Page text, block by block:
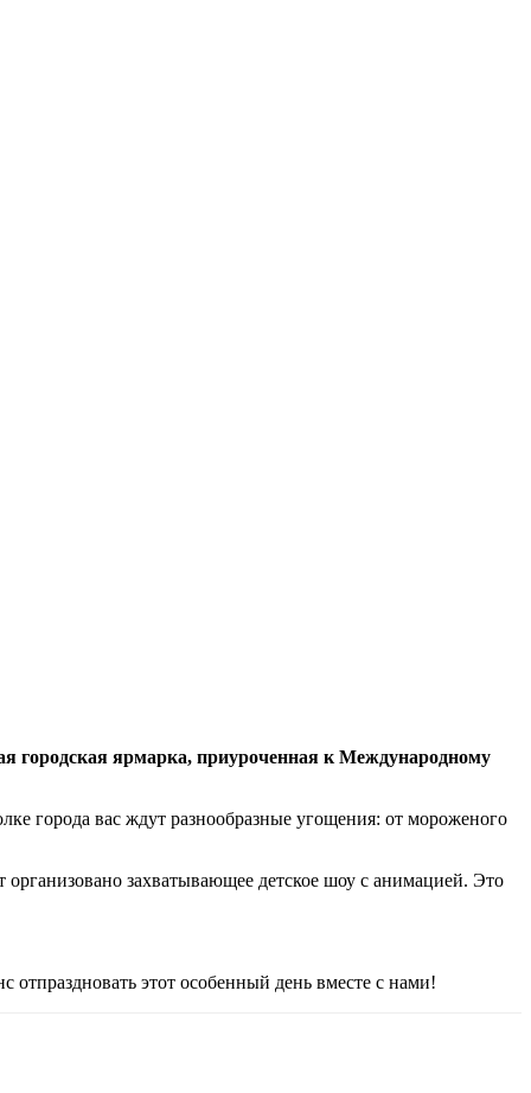
городская ярмарка, приуроченная к Международному
города вас ждут разнообразные угощения: от мороженого
захватывающее детское шоу с анимацией. Это
отпраздновать этот особенный день вместе с нами!